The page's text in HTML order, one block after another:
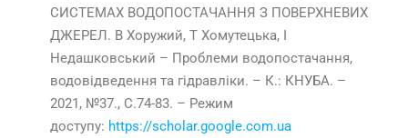
СИСТЕМАХ ВОДОПОСТАЧАННЯ З ПОВЕРХНЕВИХ
ДЖЕРЕЛ. В Хоружий, Т Хомутецька, І
Недашковський – Проблеми водопостачання,
водовідведення та гідравліки. – К.: КНУБА. –
2021, №37., С.74-83. – Режим
доступу: https://scholar.google.com.ua